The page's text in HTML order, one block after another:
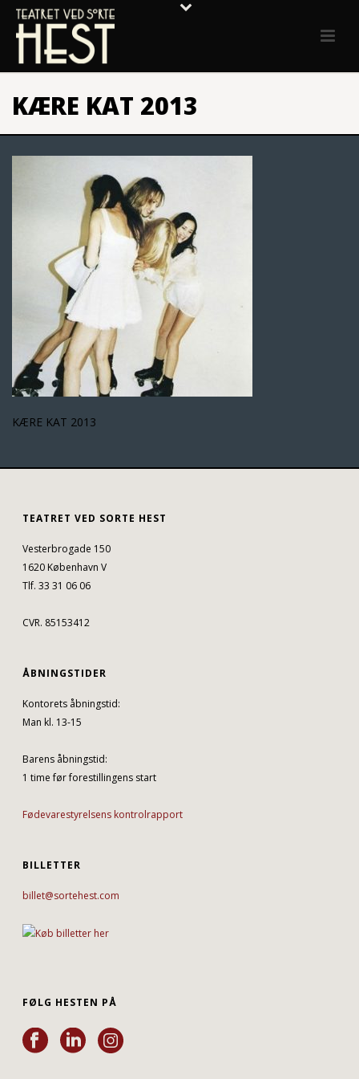
KÆRE KAT 2013
KÆRE KAT 2013
TEATRET VED SORTE HEST
Vesterbrogade 150
1620 København V
Tlf. 33 31 06 06
CVR. 85153412
ÅBNINGSTIDER
Kontorets åbningstid:
Man kl. 13-15
Barens åbningstid:
1 time før forestillingens start
Fødevarestyrelsens kontrolrapport
BILLETTER
billet@sortehest.com
FØLG HESTEN PÅ